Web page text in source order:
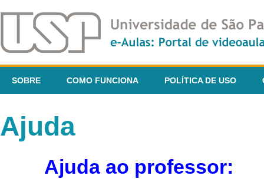
SOBRE COMO FUNCIONA POLÍTICA DE USO
Ajuda
Ajuda ao professor: